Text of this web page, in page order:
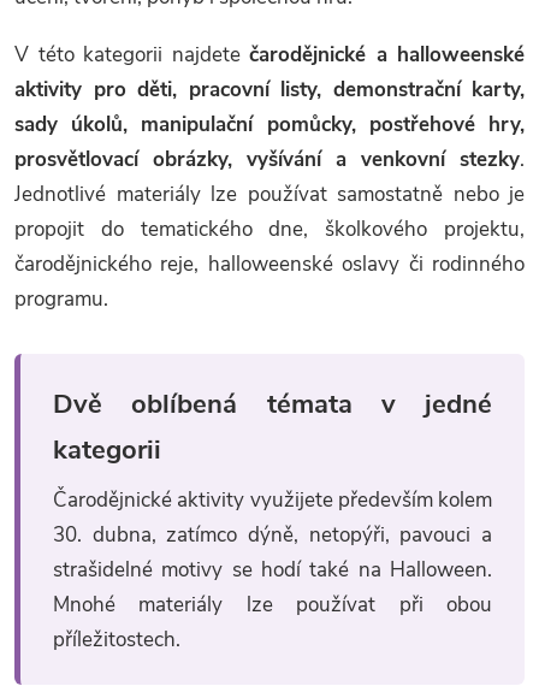
p
r
v
k
y
v
ý
p
V této kategorii najdete čarodějnické a halloweenské
aktivity pro děti, pracovní listy, demonstrační karty,
sady úkolů, manipulační pomůcky, postřehové hry,
prosvětlovací obrázky, vyšívání a venkovní stezky.
Jednotlivé materiály lze používat samostatně nebo je
propojit do tematického dne, školkového projektu,
čarodějnického reje, halloweenské oslavy či rodinného
programu.
Dvě oblíbená témata v jedné
kategorii
Čarodějnické aktivity využijete především kolem
30. dubna, zatímco dýně, netopýři, pavouci a
strašidelné motivy se hodí také na Halloween.
Mnohé materiály lze používat při obou
příležitostech.